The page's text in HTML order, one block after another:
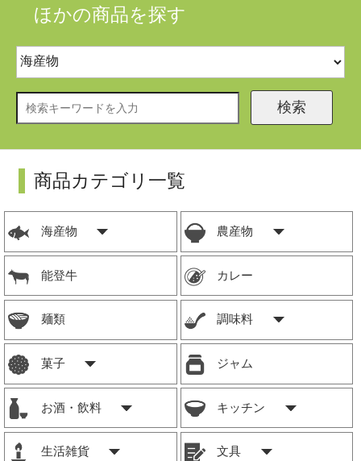
ほかの商品を探す
検索
商品カテゴリ一覧
海産物 農産物
能登牛 カレー
麺類 調味料
菓子 ジャム
お酒・飲料 キッチン
生活雑貨 文具